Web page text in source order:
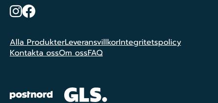
Instagram
Facebook
Alla ProdukterLeveransvillkorIntegritetspolicy
Kontakta ossOm ossFAQ